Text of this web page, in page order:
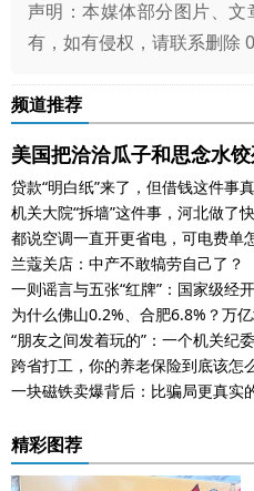
声明：本媒体部分图片、
有，如有侵权，请联系删除
频道推荐
美国把洽洽瓜子和思念水
事？
贷款“明白纸”来了，但借钱这件事
机关大院“拆墙”这件事，河北做了
都说空调一直开更省电，可电费单
兰蔻关店：中产不敢犒劳自己了？
一则谣言与五张“红牌”：国家级经
为什么佛山0.2%、合肥6.8%？万
“朋友之间发着玩的”：一个机关纪
跨省打工，你的养老保险到底该怎
一块磁铁卖爆背后：比骗局更真实
精彩图荐